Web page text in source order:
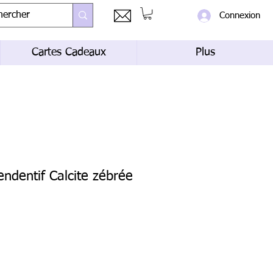
Connexion
Cartes Cadeaux Plus
Calcite zébrée